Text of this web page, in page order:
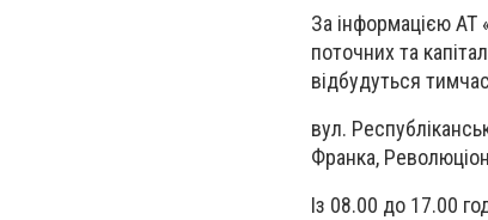
За інформацією АТ
поточних та
відбудуться
вул.
Франка,
Із 08.00 до 17.00